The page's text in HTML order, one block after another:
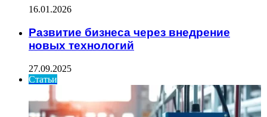
16.01.2026
Развитие бизнеса через внедрение
новых технологий
27.09.2025
Статьи